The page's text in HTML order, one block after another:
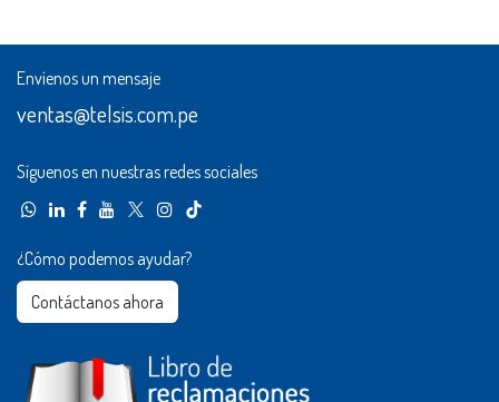
Envíenos un mensaje
ventas@telsis.com.pe
Síguenos en nuestras redes sociales
¿Cómo podemos ayudar?
Contáctanos ahora​​